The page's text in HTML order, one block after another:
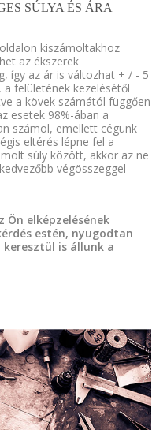
SÚLYA ÉS ÁRA
kiszámoltakhoz
az ékszerek
így az ár is változhat + / - 5
felületének kezelésétől
a kövek számától függően
esetek 98%-ában a
számol, emellett cégünk
eltérés lépne fel a
súly között, akkor az ne
végösszeggel
elképzelésének
estén, nyugodtan
is állunk a